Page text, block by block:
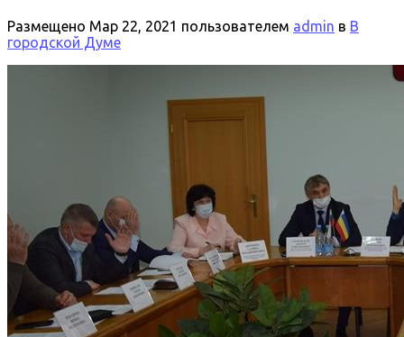
Размещено Мар 22, 2021 пользователем admin в В
городской Думе